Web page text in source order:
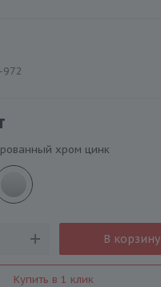
972
хром цинк
В корзину
Купить в 1 клик